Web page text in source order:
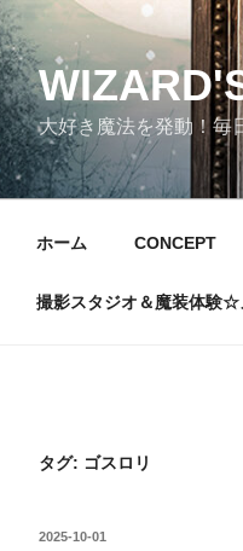
大好き魔法を発動！毎
ホーム CONCEPT
撮影スタジオ＆魔装体験☆
タグ: ゴスロリ
投
2025-10-01